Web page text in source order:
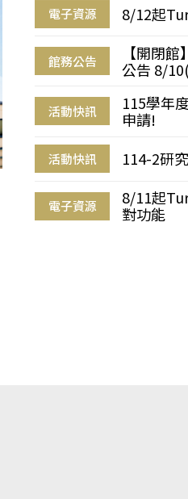
電子資源 8/12起
館務公告
【開閉
公告 8/
活動快訊
115學年
申請!
活動快訊 114-2研
電子資源
8/11起
對功能